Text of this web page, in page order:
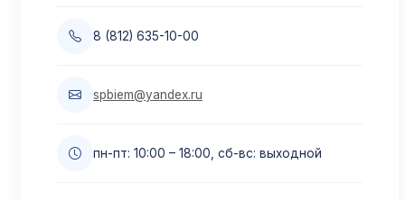
Материнский капитал
Образовательный кредит
8 (812) 635-10-00
spbiem@yandex.ru
пн-пт: 10:00 – 18:00, сб-вс: выходной